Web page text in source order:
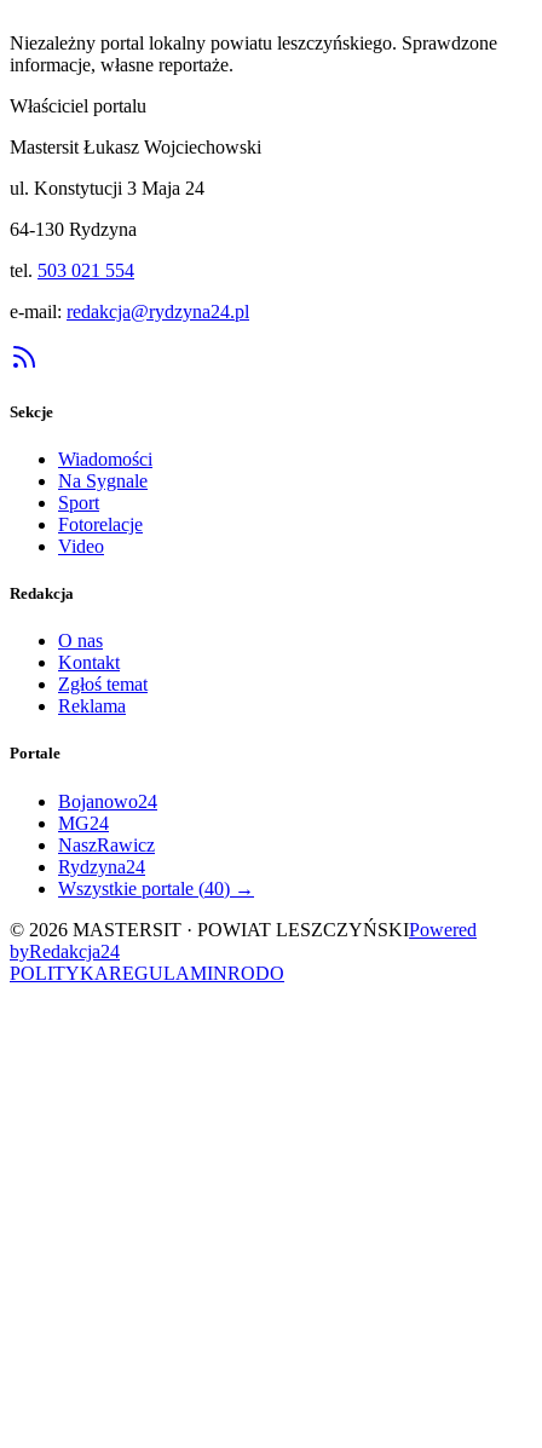
Niezależny portal lokalny powiatu leszczyńskiego. Sprawdzone
informacje, własne reportaże.
Właściciel portalu
Mastersit Łukasz Wojciechowski
ul. Konstytucji 3 Maja 24
64-130 Rydzyna
tel. 503 021 554
e-mail: redakcja@rydzyna24.pl
Sekcje
Wiadomości
Na Sygnale
Sport
Fotorelacje
Video
Redakcja
O nas
Kontakt
Zgłoś temat
Reklama
Portale
Bojanowo24
MG24
NaszRawicz
Rydzyna24
Wszystkie portale (40) →
© 2026 MASTERSIT · POWIAT LESZCZYŃSKIPowered
byRedakcja24
POLITYKAREGULAMINRODO